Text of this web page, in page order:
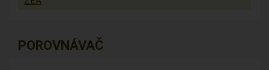
POROVNÁVAČ